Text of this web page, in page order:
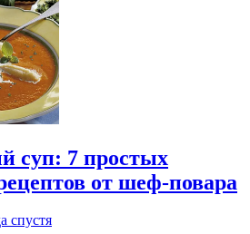
суп: 7 простых
от шеф-повара
спустя